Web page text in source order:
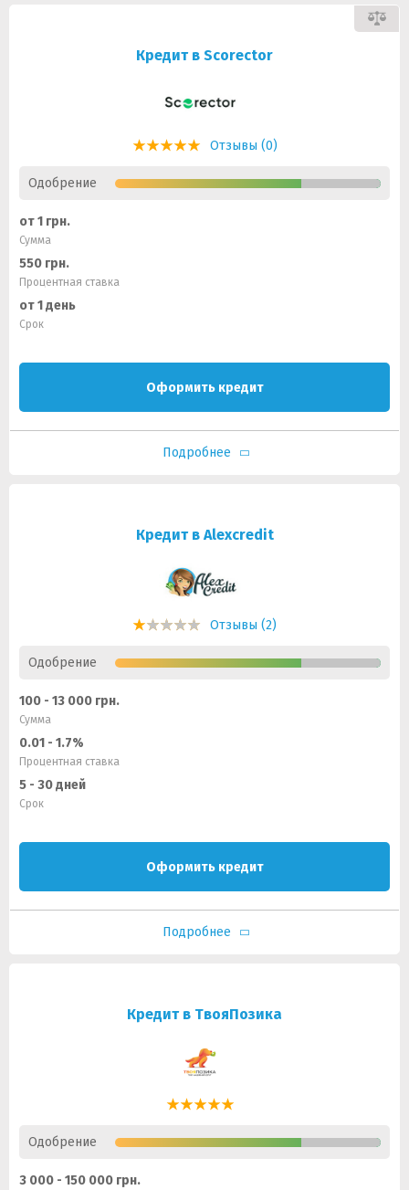
Кредит в Scorector
Отзывы (0)
Одобрение
от 1 грн.
Сумма
550 грн.
Процентная ставка
от 1 день
Срок
Оформить кредит
Подробнее
Кредит в Alexcredit
Отзывы (2)
Одобрение
100 - 13 000 грн.
Сумма
0.01 - 1.7%
Процентная ставка
5 - 30 дней
Срок
Оформить кредит
Подробнее
Кредит в ТвояПозика
Одобрение
3 000 - 150 000 грн.